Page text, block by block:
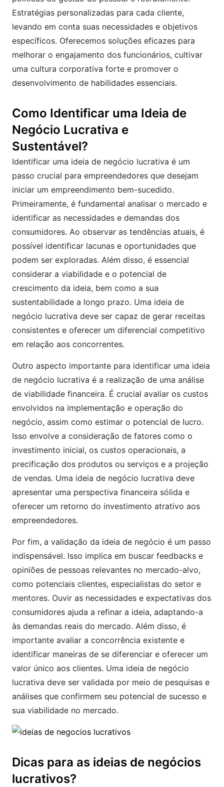
Estratégias personalizadas para cada cliente,
levando em conta suas necessidades e objetivos
específicos. Oferecemos soluções eficazes para
melhorar o engajamento dos funcionários, cultivar
uma cultura corporativa forte e promover o
desenvolvimento de habilidades essenciais.
Como Identificar uma Ideia de
Negócio Lucrativa e
Sustentável?
Identificar uma ideia de negócio lucrativa é um
passo crucial para empreendedores que desejam
iniciar um empreendimento bem-sucedido.
Primeiramente, é fundamental analisar o mercado e
identificar as necessidades e demandas dos
consumidores. Ao observar as tendências atuais, é
possível identificar lacunas e oportunidades que
podem ser exploradas. Além disso, é essencial
considerar a viabilidade e o potencial de
crescimento da ideia, bem como a sua
sustentabilidade a longo prazo. Uma ideia de
negócio lucrativa deve ser capaz de gerar receitas
consistentes e oferecer um diferencial competitivo
em relação aos concorrentes.
Outro aspecto importante para identificar uma ideia
de negócio lucrativa é a realização de uma análise
de viabilidade financeira. É crucial avaliar os custos
envolvidos na implementação e operação do
negócio, assim como estimar o potencial de lucro.
Isso envolve a consideração de fatores como o
investimento inicial, os custos operacionais, a
precificação dos produtos ou serviços e a projeção
de vendas. Uma ideia de negócio lucrativa deve
apresentar uma perspectiva financeira sólida e
oferecer um retorno do investimento atrativo aos
empreendedores.
Por fim, a validação da ideia de negócio é um passo
indispensável. Isso implica em buscar feedbacks e
opiniões de pessoas relevantes no mercado-alvo,
como potenciais clientes, especialistas do setor e
mentores. Ouvir as necessidades e expectativas dos
consumidores ajuda a refinar a ideia, adaptando-a
às demandas reais do mercado. Além disso, é
importante avaliar a concorrência existente e
identificar maneiras de se diferenciar e oferecer um
valor único aos clientes. Uma ideia de negócio
lucrativa deve ser validada por meio de pesquisas e
análises que confirmem seu potencial de sucesso e
sua viabilidade no mercado.
Dicas para as ideias de negócios
lucrativos?